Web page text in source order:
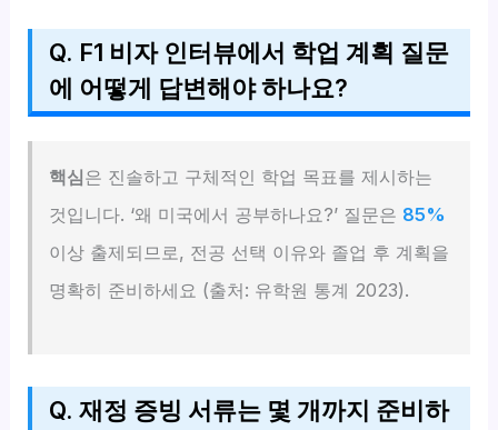
Q. F1 비자 인터뷰에서 학업 계획 질문
에 어떻게 답변해야 하나요?
핵심은 진솔하고 구체적인 학업 목표를 제시하는
것입니다. ‘왜 미국에서 공부하나요?’ 질문은 85%
이상 출제되므로, 전공 선택 이유와 졸업 후 계획을
명확히 준비하세요 (출처: 유학원 통계 2023).
Q. 재정 증빙 서류는 몇 개까지 준비하